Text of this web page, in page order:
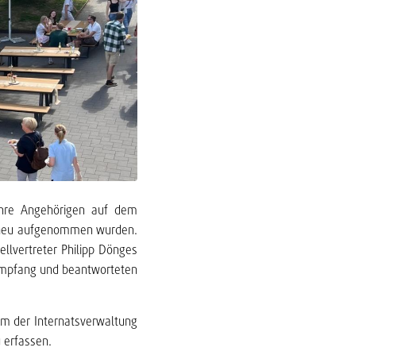
Angehörigen auf dem
aufgenommen wurden.
Philipp Dönges
und beantworteten
der Internatsverwaltung